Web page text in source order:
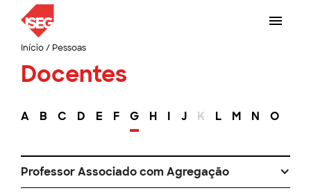
Início/ Pessoas
Docentes
A B C D E F G H I J K L M N O
Professor Associado com Agregação